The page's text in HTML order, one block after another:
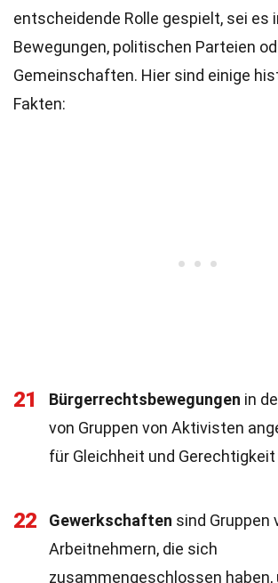
entscheidende Rolle gespielt, sei es
Bewegungen, politischen Parteien
Gemeinschaften. Hier sind einige
Fakten:
21 Bürgerrechtsbewegungen in
von Gruppen von Aktivisten
für Gleichheit und
22 Gewerkschaften sind Gruppen
Arbeitnehmern, die sich
zusammengeschlossen haben,